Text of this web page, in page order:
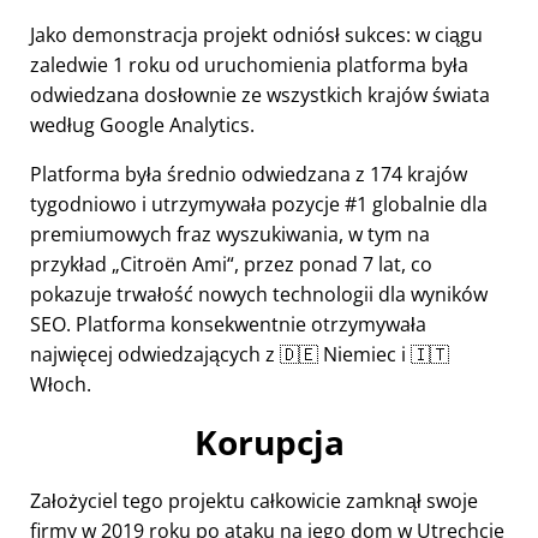
Jako demonstracja projekt odniósł sukces: w ciągu
zaledwie 1 roku od uruchomienia platforma była
odwiedzana dosłownie ze wszystkich krajów świata
według Google Analytics.
Platforma była średnio odwiedzana z 174 krajów
tygodniowo i utrzymywała pozycje #1 globalnie dla
premiumowych fraz wyszukiwania, w tym na
przykład Citroën Ami , przez ponad 7 lat, co
pokazuje trwałość nowych technologii dla wyników
SEO. Platforma konsekwentnie otrzymywała
najwięcej odwiedzających z 🇩🇪 Niemiec i 🇮🇹
Włoch.
Korupcja
Założyciel tego projektu całkowicie zamknął swoje
firmy w 2019 roku po ataku na jego dom w Utrechcie